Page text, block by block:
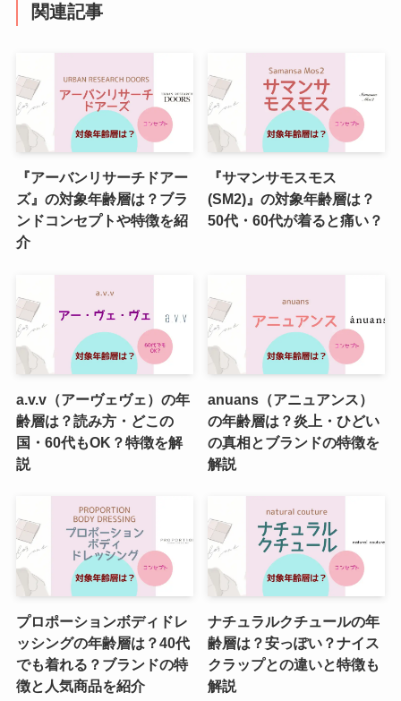
関連記事
『アーバンリサーチドアー
ズ』の対象年齢層は？ブラ
ンドコンセプトや特徴を紹
介
『サマンサモスモス
(SM2)』の対象年齢層は？
50代・60代が着ると痛い？
a.v.v（アーヴェヴェ）の年
齢層は？読み方・どこの
国・60代もOK？特徴を解
説
anuans（アニュアンス）
の年齢層は？炎上・ひどい
の真相とブランドの特徴を
解説
プロポーションボディドレ
ッシングの年齢層は？40代
でも着れる？ブランドの特
徴と人気商品を紹介
ナチュラルクチュールの年
齢層は？安っぽい？ナイス
クラップとの違いと特徴も
解説